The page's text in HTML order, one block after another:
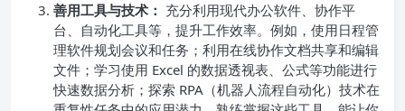
善用工具与技术： 充分利用现代办公软件、协作平
台、自动化工具等，提升工作效率。例如，使用日程管
理软件规划会议和任务；利用在线协作文档共享和编辑
文件；学习使用 Excel 的数据透视表、公式等功能进行
快速数据分析；探索 RPA（机器人流程自动化）技术在